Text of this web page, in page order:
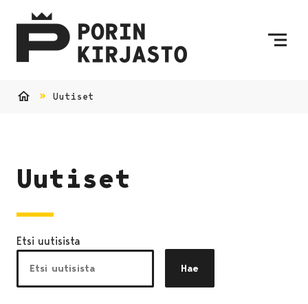
Uutiset
Uutiset
Etsi uutisista
Hae